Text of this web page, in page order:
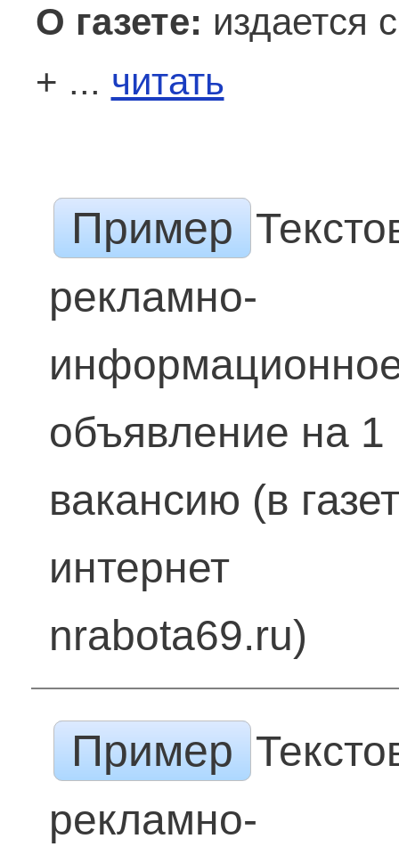
О газете: издается
+ ... читать
Пример
рекламно-
объявление на 1
вакансию (в
интернет
nrabota69.ru)
Пример
рекламно-